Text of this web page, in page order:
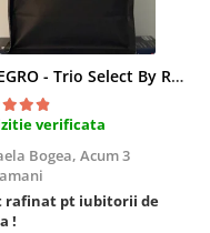
ALLEGRO - Trio Select By Razvan Paunescu, 1 kg, 100% Arabica, (Columbia, Guatemala, Etiopia)
verificata
Bogea, Acum 3
rafinat pt iubitorii de
!